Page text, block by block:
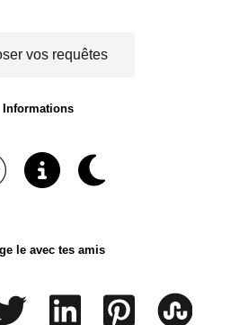
vos requêtes
Informations
le avec tes amis